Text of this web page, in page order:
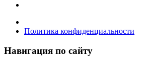
Политика конфиденциальности
Навигация по сайту